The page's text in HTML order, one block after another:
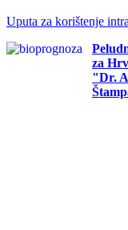
Uputa za korištenje
za
"Dr.